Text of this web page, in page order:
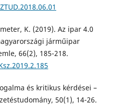
K. (2019). Az ipar 4.0
járműipar
66(2), 185-218.
és kritikus kérdései –
50(1), 14-26.